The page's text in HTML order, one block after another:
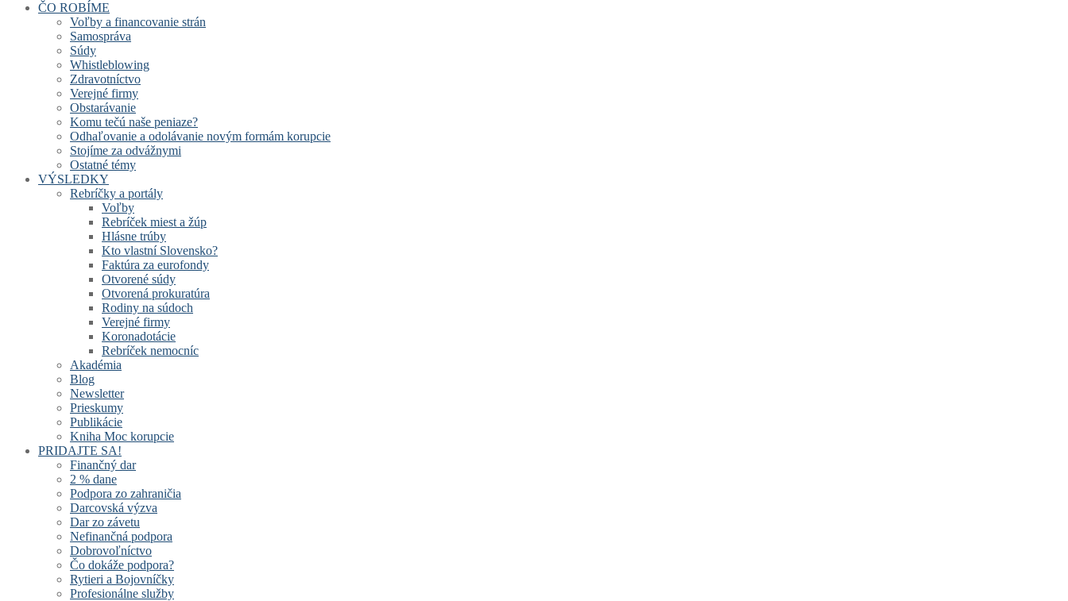
ČO ROBÍME
Voľby a financovanie strán
Samospráva
Súdy
Whistleblowing
Zdravotníctvo
Verejné firmy
Obstarávanie
Komu tečú naše peniaze?
Odhaľovanie a odolávanie novým formám korupcie
Stojíme za odvážnymi
Ostatné témy
VÝSLEDKY
Rebríčky a portály
Voľby
Rebríček miest a žúp
Hlásne trúby
Kto vlastní Slovensko?
Faktúra za eurofondy
Otvorené súdy
Otvorená prokuratúra
Rodiny na súdoch
Verejné firmy
Koronadotácie
Rebríček nemocníc
Akadémia
Blog
Newsletter
Prieskumy
Publikácie
Kniha Moc korupcie
PRIDAJTE SA!
Finančný dar
2 % dane
Podpora zo zahraničia
Darcovská výzva
Dar zo závetu
Nefinančná podpora
Dobrovoľníctvo
Čo dokáže podpora?
Rytieri a Bojovníčky
Profesionálne služby